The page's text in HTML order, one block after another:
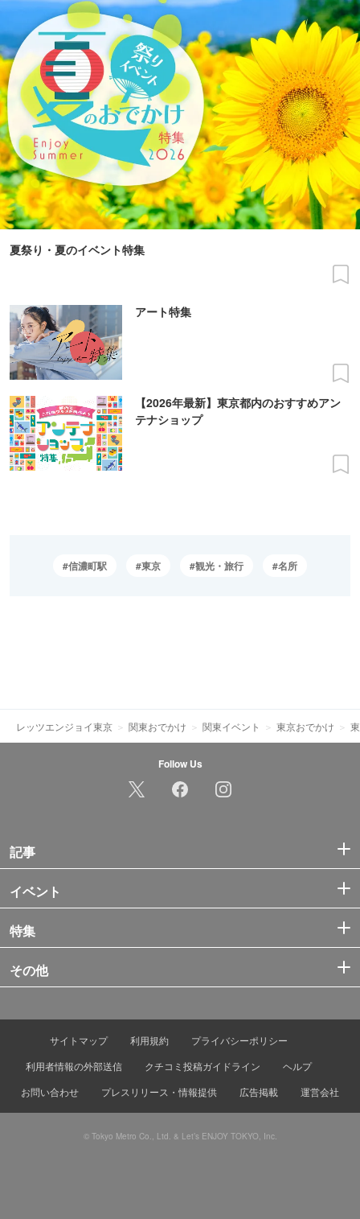
夏祭り・夏のイベント特集
アート特集
【2026年最新】東京都内のおすすめアン
テナショップ
信濃町駅 東京 観光・旅行 名所
レッツエンジョイ東京 関東おでかけ 関東イベント 東京おでかけ
Follow Us
記事
イベント
特集
その他
サイトマップ 利用規約
プライバシーポリシー
利用者情報の外部送信
クチコミ投稿ガイドライン
ヘルプ
お問い合わせ
プレスリリース・情報提供 広告掲載 運営会社
© Tokyo Metro Co., Ltd. & Let’s ENJOY TOKYO, Inc.